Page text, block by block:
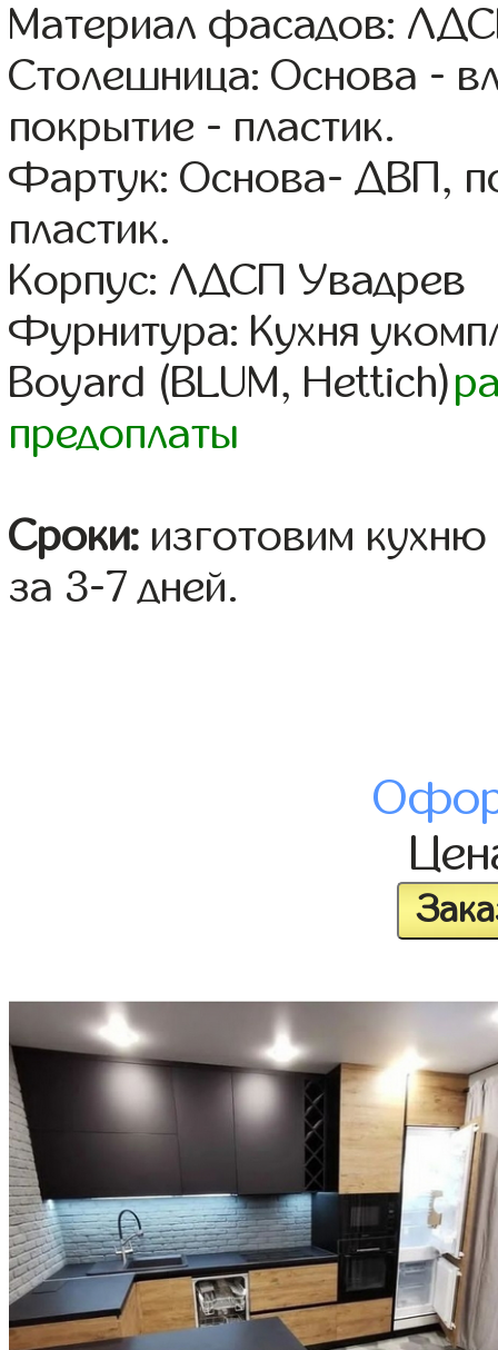
Материал фасадов:
Столешница: Основа -
покрытие - пластик.
Фартук: Основа- ДВП,
пластик.
Корпус: ЛДСП Увадрев
Фурнитура: Кухня
Boyard (BLUM, Hettich)
предоплаты
Сроки: изготовим
за 3-7 дней.